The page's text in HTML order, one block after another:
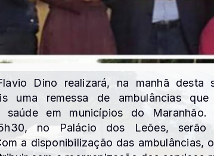
Dino realizará, na manhã desta
uma remessa de ambulâncias
saúde em municípios do
no Palácio dos Leões, serão
a disponibilização das ambulâncias,